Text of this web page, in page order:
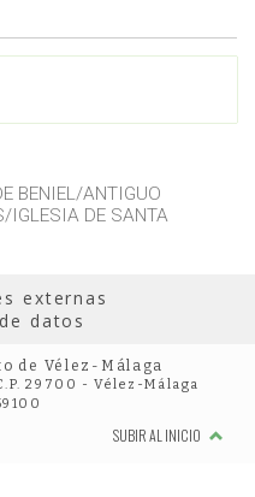
BENIEL/ANTIGUO
IGLESIA DE SANTA
externas
datos
de Vélez-Málaga
29700 - Vélez-Málaga
SUBIR AL INICIO